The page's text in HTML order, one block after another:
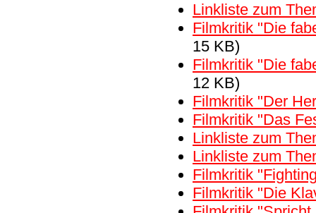
Linkliste zum
Filmkritik "Die
15 KB)
Filmkritik "Die
12 KB)
Filmkritik "Der
Filmkritik "Das
Linkliste zum
Linkliste zum
Filmkritik
Filmkritik "Die